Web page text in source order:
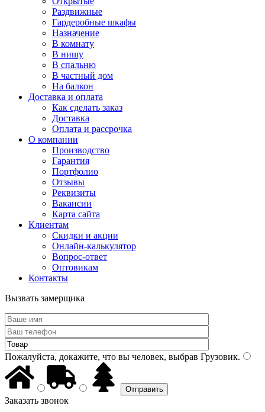
Раздвижные
Гардеробные шкафы
Назначение
В комнату
В нишу
В спальню
В частный дом
На балкон
Доставка и оплата
Как сделать заказ
Доставка
Оплата и рассрочка
О компании
Производство
Гарантия
Портфолио
Отзывы
Реквизиты
Вакансии
Карта сайта
Клиентам
Скидки и акции
Онлайн-калькулятор
Вопрос-ответ
Оптовикам
Контакты
Вызвать замерщика
Пожалуйста, докажите, что вы человек, выбрав Грузовик.
Заказать звонок